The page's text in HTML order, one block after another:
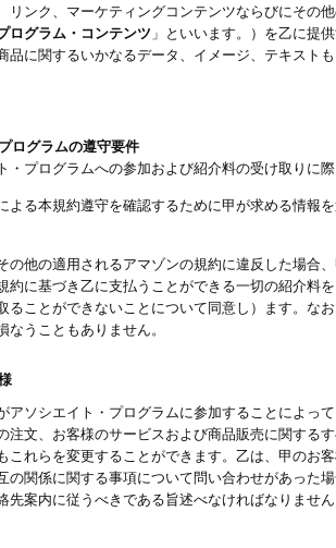
リンク、マーケティングコンテンツならびにその
ログラム・コンテンツ 」といいます。）を乙に提
品に関するいかなるデータ、イメージ、テキス
ログラムの遵守要件
・プログラムへの参加および紹介料の受け取りに
よる本規約遵守を確認するために甲が求める情報
の他の適用されるアマゾンの規約に違反した場合
約に基づき乙に支払うことができる一切の紹介料
ることができないことについて同意し）ます。な
なうこともありません。
アソシエイト・プログラムに参加することによっ
注文、お客様のサービスおよび商品販売に関する
これらを変更することができます。乙は、甲のお
の関係に関する事項について問い合わせがあった
先案内に従うべきである旨述べなければなりませ